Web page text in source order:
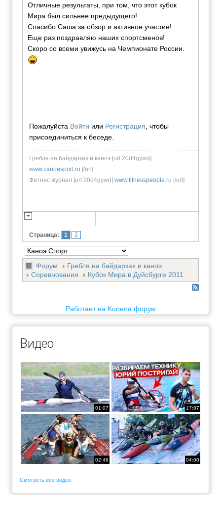
Отличные результаты, при том, что этот кубок
Мира был сильнее предыдущего!
Спасибо Саша за обзор и активное участие!
Еще раз поздравляю наших спортсменов!
Скоро со всеми увижусь на Чемпионате России.
Пожалуйста Войти или Регистрация , чтобы
присоединиться к беседе.
Гребля на байдарках и каноэ [url:20d4gywd]
www.canoesport.ru [/url]
Фитнес журнал [url:20d4gywd] www.fitnesspeople.ru [/url]
Страница: 1 2
Форум
Гребля на байдарках и каноэ
Соревнования
Кубок Мира в Дуйсбурге 2011
Работает на Kunena форум
Видео
01:07 17:07
02:48 04:00
Смотреть все видео